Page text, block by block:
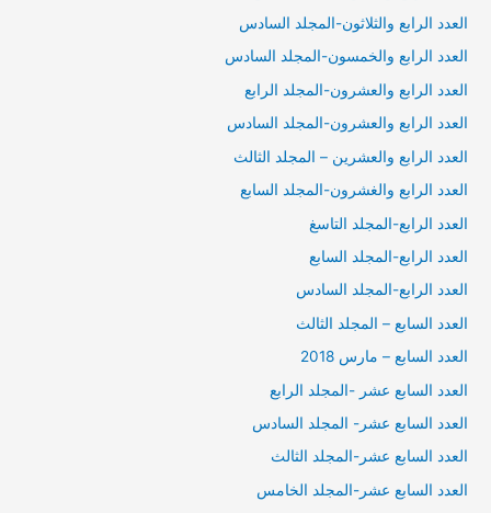
العدد الرابع والثلاثون-المجلد السادس
العدد الرابع والخمسون-المجلد السادس
العدد الرابع والعشرون-المجلد الرابع
العدد الرابع والعشرون-المجلد السادس
العدد الرابع والعشرين – المجلد الثالث
العدد الرابع والغشرون-المجلد السابع
العدد الرابع-المجلد التاسغ
العدد الرابع-المجلد السابع
العدد الرابع-المجلد السادس
العدد السابع – المجلد الثالث
العدد السابع – مارس 2018
العدد السابع عشر -المجلد الرابع
العدد السابع عشر- المجلد السادس
العدد السابع عشر-المجلد الثالث
العدد السابع عشر-المجلد الخامس